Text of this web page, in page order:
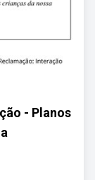
- Planos